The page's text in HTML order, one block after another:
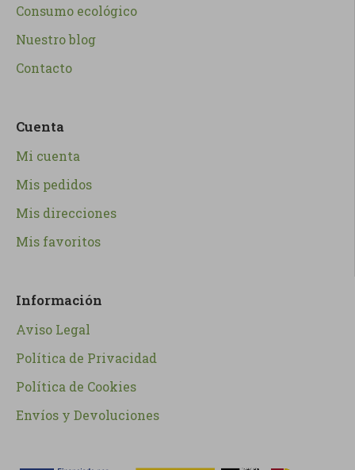
Consumo ecológico
Nuestro blog
Contacto
Cuenta
Mi cuenta
Mis pedidos
Mis direcciones
Mis favoritos
Información
Aviso Legal
Política de Privacidad
Política de Cookies
Envíos y Devoluciones